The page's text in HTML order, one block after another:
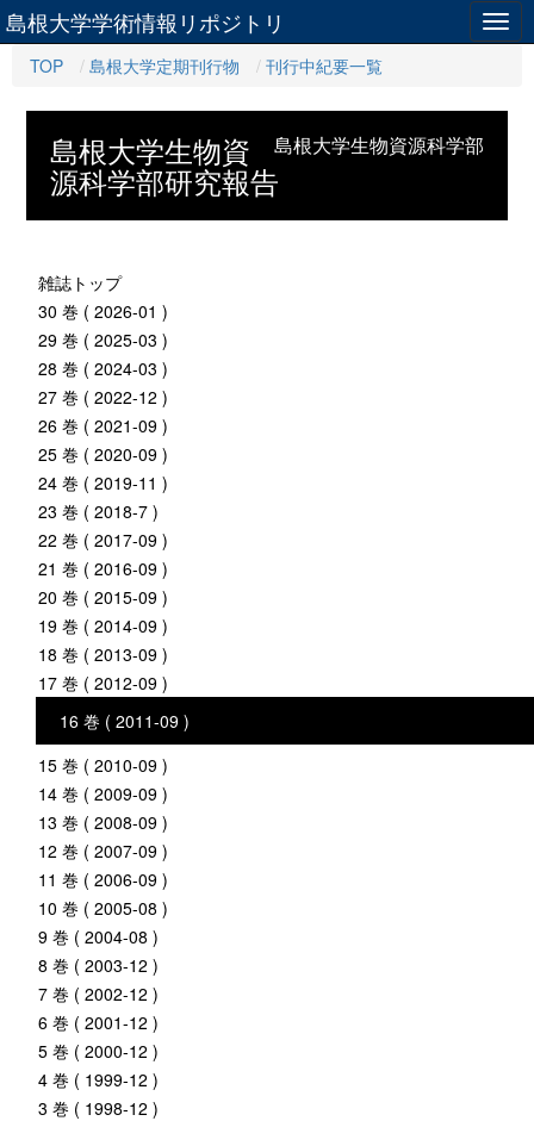
島根大学学術情報リポジトリ
TOP 島根大学定期刊行物 刊行中紀要一覧
島根大学生物資源科学部
島根大学生物資
源科学部研究報告
雑誌トップ
30 巻 ( 2026-01 )
29 巻 ( 2025-03 )
28 巻 ( 2024-03 )
27 巻 ( 2022-12 )
26 巻 ( 2021-09 )
25 巻 ( 2020-09 )
24 巻 ( 2019-11 )
23 巻 ( 2018-7 )
22 巻 ( 2017-09 )
21 巻 ( 2016-09 )
20 巻 ( 2015-09 )
19 巻 ( 2014-09 )
18 巻 ( 2013-09 )
17 巻 ( 2012-09 )
16 巻 ( 2011-09 )
15 巻 ( 2010-09 )
14 巻 ( 2009-09 )
13 巻 ( 2008-09 )
12 巻 ( 2007-09 )
11 巻 ( 2006-09 )
10 巻 ( 2005-08 )
9 巻 ( 2004-08 )
8 巻 ( 2003-12 )
7 巻 ( 2002-12 )
6 巻 ( 2001-12 )
5 巻 ( 2000-12 )
4 巻 ( 1999-12 )
3 巻 ( 1998-12 )